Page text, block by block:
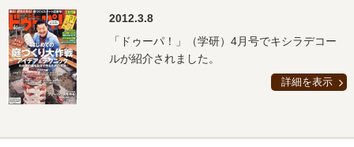
2012.3.8
「ドゥーパ！」（学研）4月号でキシラデコー
ルが紹介されました。
詳細を表示